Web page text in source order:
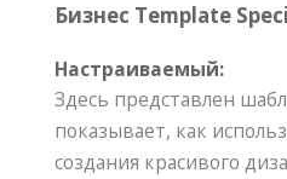
Бизнес Template
Настраиваемый:
Здесь представлен
показывает, как
создания красивого